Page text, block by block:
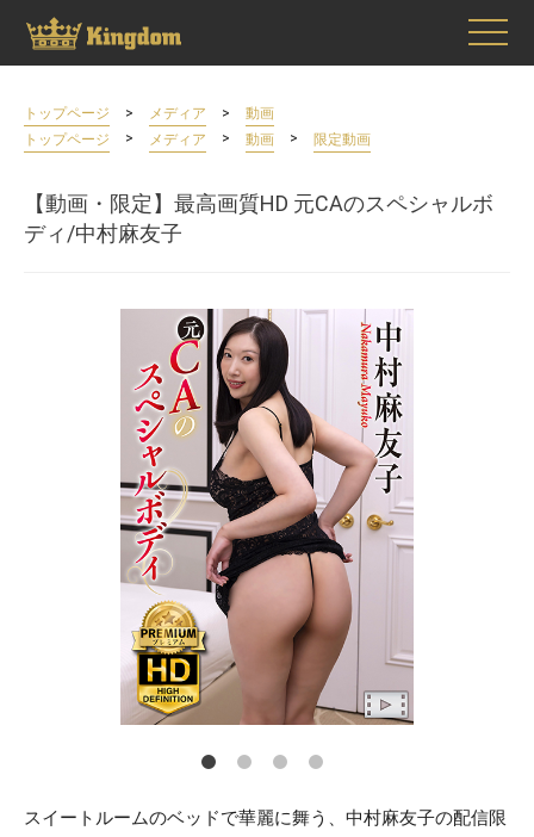
トップページ > メディア >
動画
トップページ
> メディア > 動画 > 限定動画
【動画・限定】最高画質HD 元CAのスペシャルボ
ディ/中村麻友子
スイートルームのベッドで華麗に舞う、中村麻友子の配信限